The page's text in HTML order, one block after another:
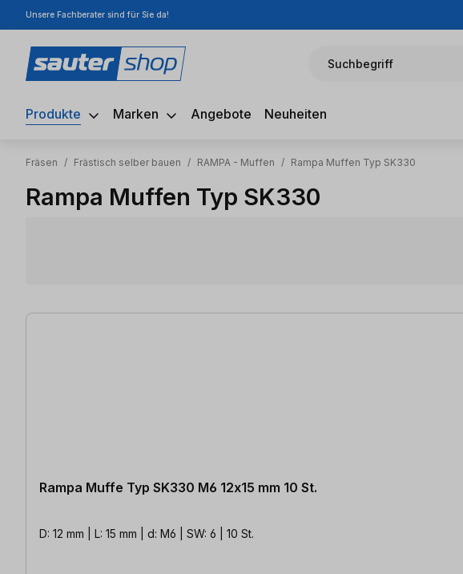
Hauptinhalt springen
Zur Suche springen
Zur Hauptnavigation springen
Unsere Fachberater sind für Sie da!
Suchbegriff
Produkte Marken Angebote Neuheiten
Fräsen / Frästisch selber bauen / RAMPA - Muffen / Rampa Muffen Typ SK330
Rampa Muffen Typ SK330
6 Artikel gefunden
Rampa Muffe Typ SK330 M6 12x15 mm 10 St.
D: 12 mm | L: 15 mm | d: M6 | SW: 6 | 10 St.